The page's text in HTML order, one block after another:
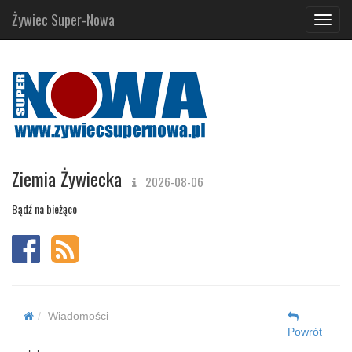
Żywiec Super-Nowa
Ziemia Żywiecka 2026-08-06
Bądź na bieżąco
Wiadomości
Powrót